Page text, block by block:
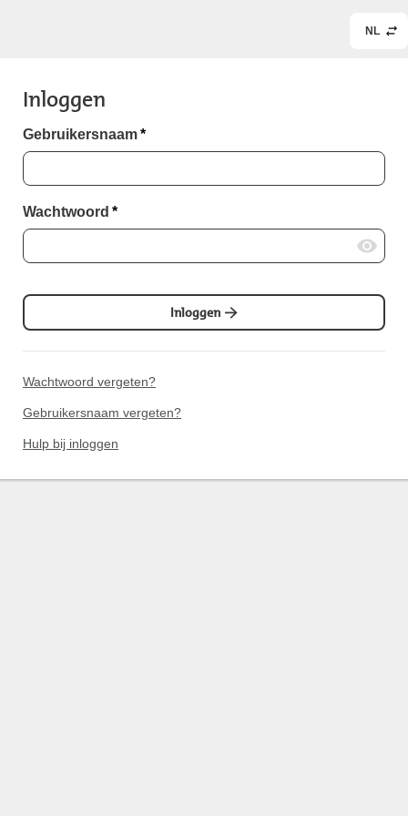
NL
Inloggen
Gebruikersnaam*
Wachtwoord *
Inloggen
Wachtwoord vergeten?
Gebruikersnaam vergeten?
Hulp bij inloggen